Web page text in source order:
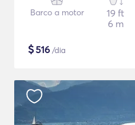
Barco a motor
19 ft
6 m
$516 /dia